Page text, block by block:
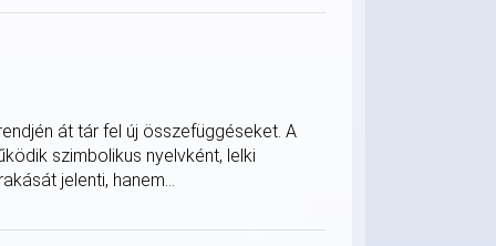
át tár fel új összefüggéseket. A
szimbolikus nyelvként, lelki
jelenti, hanem...